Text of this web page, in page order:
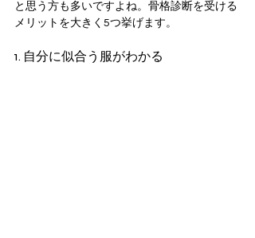
と思う方も多いですよね。骨格診断を受ける
メリットを大きく5つ挙げます。
1. 自分に似合う服がわかる